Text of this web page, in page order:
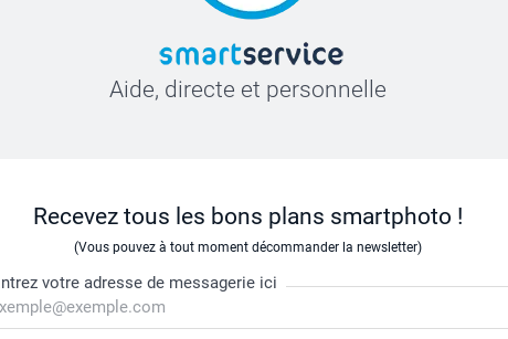
Aide, directe et personnelle
Recevez tous les bons plans smartphoto !
(Vous pouvez à tout moment décommander la newsletter)
votre adresse de messagerie ici